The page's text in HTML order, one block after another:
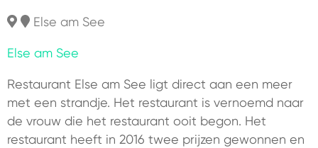
Else am See
Else am See
Restaurant Else am See ligt direct aan een meer
met een strandje. Het restaurant is vernoemd naar
de vrouw die het restaurant ooit begon. Het
restaurant heeft in 2016 twee prijzen gewonnen en